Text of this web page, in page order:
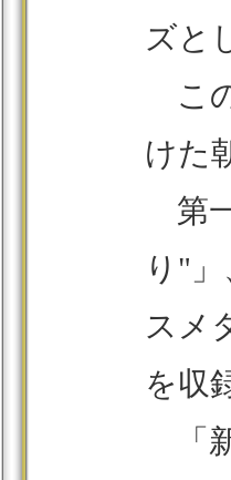
ズと
こ
けた
第
り"
スメ
を収
「